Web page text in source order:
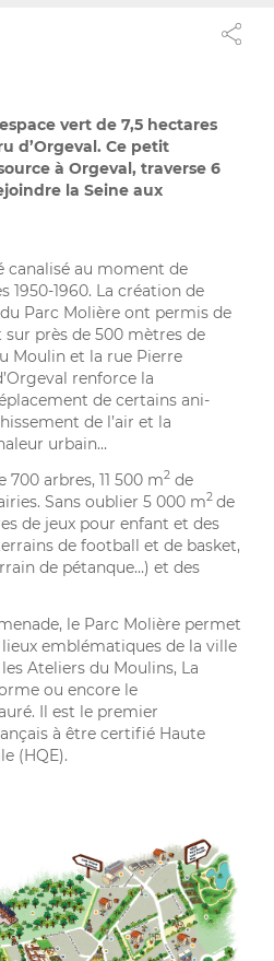
vert de 7,5 hectares
d’Orgeval. Ce petit
à Orgeval, traverse 6
la Seine aux
canalisé au moment de
1950-1960. La création de
Parc Molière ont permis de
près de 500 mètres de
Moulin et la rue Pierre
renforce la
de certains ani-
de l’air et la
urbain…
arbres, 11 500 m2 de
Sans oublier 5 000 m2 de
de jeux pour enfant et des
de football et de basket,
de pétanque…) et des
le Parc Molière permet
emblématiques de la ville
Ateliers du Moulins, La
ou encore le
Il est le premier
à être certifié Haute
(HQE).